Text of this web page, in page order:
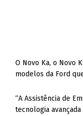
O Novo Ka, o Novo
modelos da Ford
“A Assistência de
tecnologia